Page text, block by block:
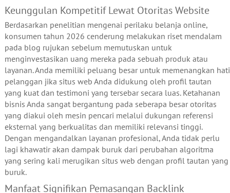
Keunggulan Kompetitif Lewat Otoritas Website
Berdasarkan penelitian mengenai perilaku belanja online,
konsumen tahun 2026 cenderung melakukan riset mendalam
pada blog rujukan sebelum memutuskan untuk
menginvestasikan uang mereka pada sebuah produk atau
layanan. Anda memiliki peluang besar untuk memenangkan hati
pelanggan jika situs web Anda didukung oleh profil tautan
yang kuat dan testimoni yang tersebar secara luas. Ketahanan
bisnis Anda sangat bergantung pada seberapa besar otoritas
yang diakui oleh mesin pencari melalui dukungan referensi
eksternal yang berkualitas dan memiliki relevansi tinggi.
Dengan mengandalkan layanan profesional, Anda tidak perlu
lagi khawatir akan dampak buruk dari perubahan algoritma
yang sering kali merugikan situs web dengan profil tautan yang
buruk.
Manfaat Signifikan Pemasangan Backlink